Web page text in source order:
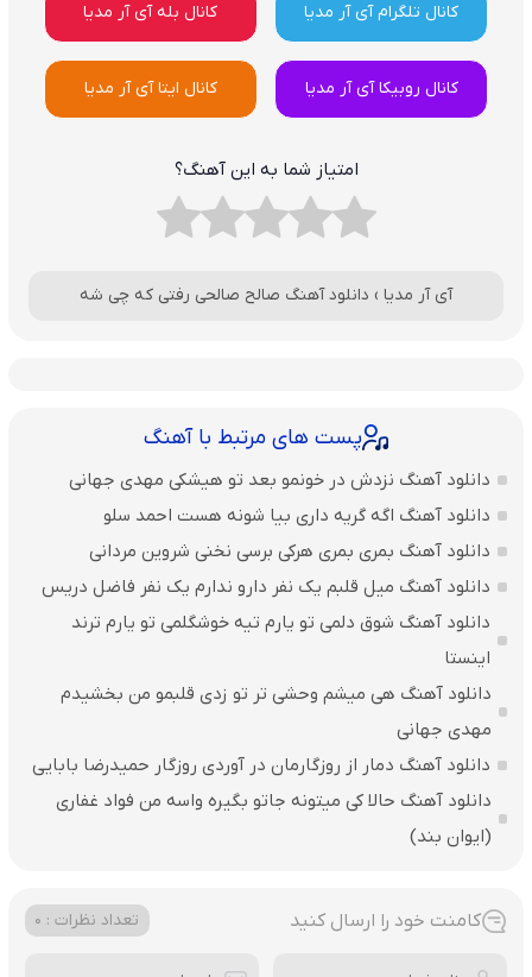
کانال تلگرام آی آر مدیا کانال بله آی آر مدیا
کانال روبیکا آی آر مدیا کانال ایتا آی آر مدیا
امتیاز شما به این آهنگ؟
آی آر مدیا › دانلود آهنگ صالح صالحی رفتی که چی شه
پست های مرتبط با آهنگ
دانلود آهنگ نزدش در خونمو بعد تو هیشکی مهدی جهانی
دانلود آهنگ اگه گریه داری بیا شونه هست احمد سلو
دانلود آهنگ بمری بمری هرکی برسی نخنی شروین مردانی
دانلود آهنگ میل قلبم یک نفر دارو ندارم یک نفر فاضل دریس
دانلود آهنگ شوق دلمی تو یارم تیه خوشگلمی تو یارم ترند
اینستا
دانلود آهنگ هی میشم وحشی تر تو زدی قلبمو من بخشیدم
مهدی جهانی
دانلود آهنگ دمار از روزگارمان در آوردی روزگار حمیدرضا بابایی
دانلود آهنگ حالا کی میتونه جاتو بگیره واسه من فواد غفاری
(ایوان بند)
کامنت خود را ارسال کنید تعداد نظرات : 0